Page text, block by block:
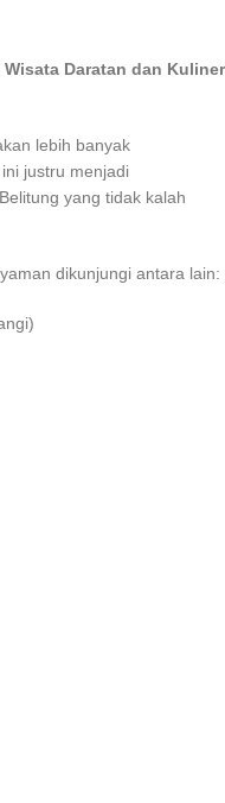
ta Daratan dan Kuliner
lebih banyak
justru menjadi
yang tidak kalah
dikunjungi antara lain: